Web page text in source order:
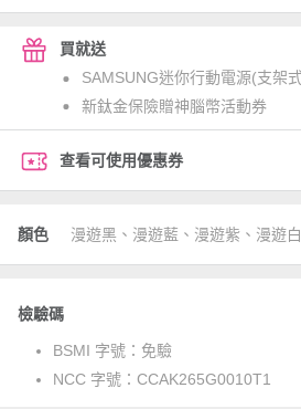
買就送
新鈦金保險贈神腦幣活動券
查看可使用優惠券
顏色 漫遊黑、漫遊藍、漫遊紫、漫遊白
檢驗碼
BSMI 字號： 免驗
NCC 字號： CCAK265G0010T1